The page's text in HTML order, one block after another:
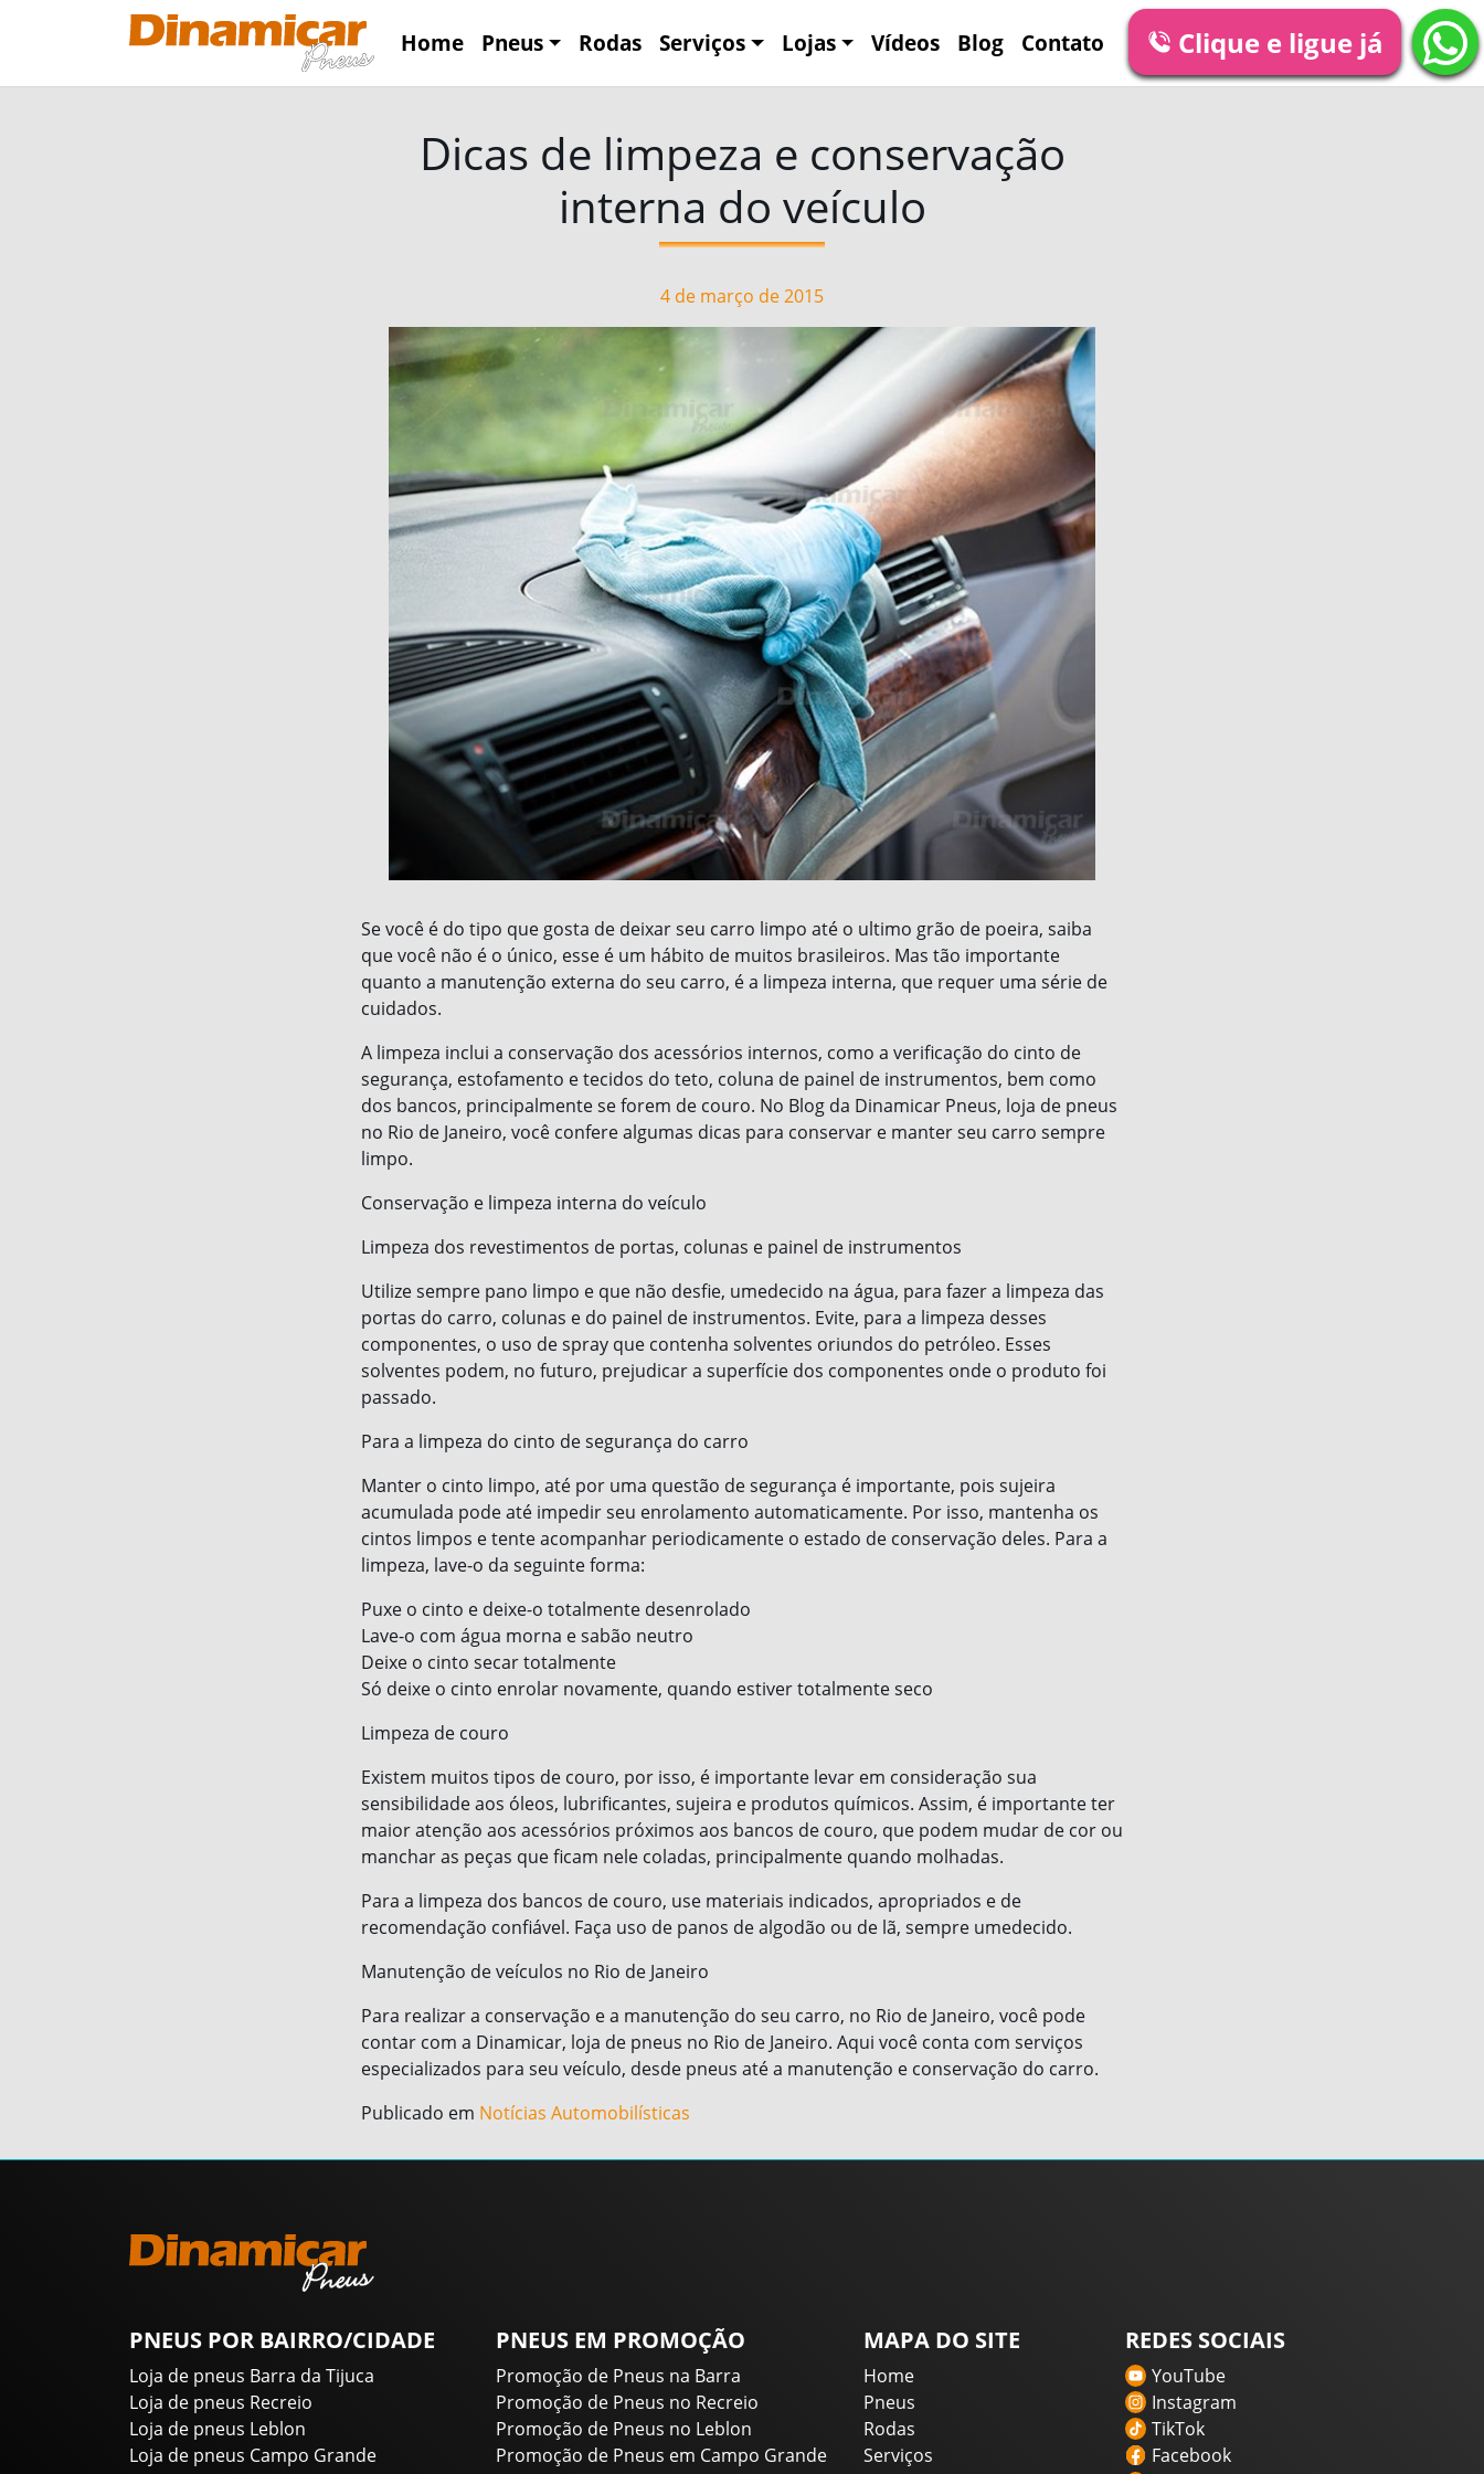
Home Pneus Rodas Serviços Lojas Vídeos Blog Contato Clique e ligue já
Dicas de limpeza e conservação
interna do veículo
4 de março de 2015
Se você é do tipo que gosta de deixar seu carro limpo até o ultimo grão de poeira, saiba
que você não é o único, esse é um hábito de muitos brasileiros. Mas tão importante
quanto a manutenção externa do seu carro, é a limpeza interna, que requer uma série de
cuidados.
A limpeza inclui a conservação dos acessórios internos, como a verificação do cinto de
segurança, estofamento e tecidos do teto, coluna de painel de instrumentos, bem como
dos bancos, principalmente se forem de couro. No Blog da Dinamicar Pneus, loja de pneus
no Rio de Janeiro, você confere algumas dicas para conservar e manter seu carro sempre
limpo.
Conservação e limpeza interna do veículo
Limpeza dos revestimentos de portas, colunas e painel de instrumentos
Utilize sempre pano limpo e que não desfie, umedecido na água, para fazer a limpeza das
portas do carro, colunas e do painel de instrumentos. Evite, para a limpeza desses
componentes, o uso de spray que contenha solventes oriundos do petróleo. Esses
solventes podem, no futuro, prejudicar a superfície dos componentes onde o produto foi
passado.
Para a limpeza do cinto de segurança do carro
Manter o cinto limpo, até por uma questão de segurança é importante, pois sujeira
acumulada pode até impedir seu enrolamento automaticamente. Por isso, mantenha os
cintos limpos e tente acompanhar periodicamente o estado de conservação deles. Para a
limpeza, lave-o da seguinte forma:
Puxe o cinto e deixe-o totalmente desenrolado
Lave-o com água morna e sabão neutro
Deixe o cinto secar totalmente
Só deixe o cinto enrolar novamente, quando estiver totalmente seco
Limpeza de couro
Existem muitos tipos de couro, por isso, é importante levar em consideração sua
sensibilidade aos óleos, lubrificantes, sujeira e produtos químicos. Assim, é importante ter
maior atenção aos acessórios próximos aos bancos de couro, que podem mudar de cor ou
manchar as peças que ficam nele coladas, principalmente quando molhadas.
Para a limpeza dos bancos de couro, use materiais indicados, apropriados e de
recomendação confiável. Faça uso de panos de algodão ou de lã, sempre umedecido.
Manutenção de veículos no Rio de Janeiro
Para realizar a conservação e a manutenção do seu carro, no Rio de Janeiro, você pode
contar com a Dinamicar, loja de pneus no Rio de Janeiro. Aqui você conta com serviços
especializados para seu veículo, desde pneus até a manutenção e conservação do carro.
Publicado em Notícias Automobilísticas
PNEUS POR BAIRRO/CIDADE
Loja de pneus Barra da Tijuca
Loja de pneus Recreio
Loja de pneus Leblon
Loja de pneus Campo Grande
PNEUS EM PROMOÇÃO
Promoção de Pneus na Barra
Promoção de Pneus no Recreio
Promoção de Pneus no Leblon
Promoção de Pneus em Campo Grande
MAPA DO SITE
Home
Pneus
Rodas
Serviços
REDES SOCIAIS
YouTube
Instagram
TikTok
Facebook